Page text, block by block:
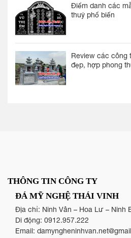
Điểm danh các
thuỷ phổ biến
Review các công
đẹp, hợp phong
THÔNG TIN CÔNG TY
ĐÁ MỸ NGHỆ THÁI VINH
Địa chỉ: Ninh Vân – Hoa Lư – Ninh
Di động: 0912.957.222
Email: